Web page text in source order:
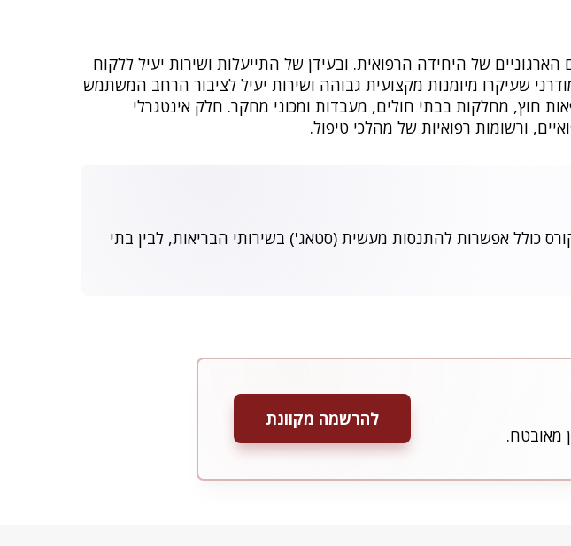
של היחידה הרפואית. ובעידן של התייעלות ושירות יעיל ללקוח
שעיקרו מיומנות מקצועית גבוהה ושירות יעיל לציבור הרחב המשתמש
חוץ, מחלקות בבתי חולים, מעבדות ומכוני מחקר. חלק אינטגרלי
ורשומות רפואיות של מהלכי טיפול.
כולל אפשרות להתנסות מעשית (סטאג') בשירותי הבריאות, לבין בתי
להרשמה מקוונת